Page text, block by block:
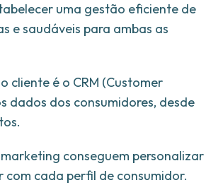
uma gestão eficiente de
e saudáveis para ambas as
cliente é o CRM (Customer
dados dos consumidores, desde
conseguem personalizar
cada perfil de consumidor.